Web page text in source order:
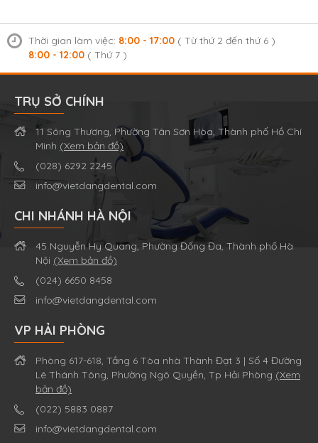
Thời gian làm việc: 8:00 - 17:00 ( Từ thứ 2 đến thứ 6 )
8:00 - 12:00 ( Thứ 7 )
TRỤ SỞ CHÍNH
11 Sông Thương, Phường Tân Sơn Hòa, Thành phố Hồ Chí
Minh (Xem bản đồ)
(028) 6292 2245
info@vietdangdental.com
CHI NHÁNH HÀ NỘI
45 Nguyễn Hy Quang, Phường Đống Đa, Thành phố Hà
Nội (Xem bản đồ)
(024) 6650 8458
info@vietdangdental.com
VP HẢI PHÒNG
Phòng 617-618, Tầng 6 Tòa nhà Thành Đạt 3 | Số 4 Đường
Lê Thánh Tông, Phường Ngô Quyền, Tp Hải Phòng (Xem
bản đồ)
(022) 5883 0887
info@vietdangdental.com